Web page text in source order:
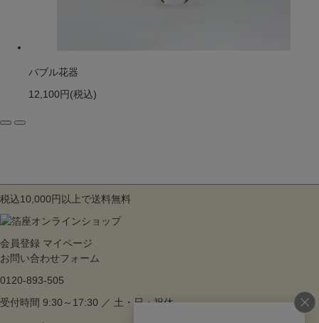
バブル花器
12,100円 (税込)
税込10,000円以上で送料無料
会員登録 マイページ
お問い合わせフォーム
0120-893-505
受付時間 9:30～17:30 ／ 土・日・祝休